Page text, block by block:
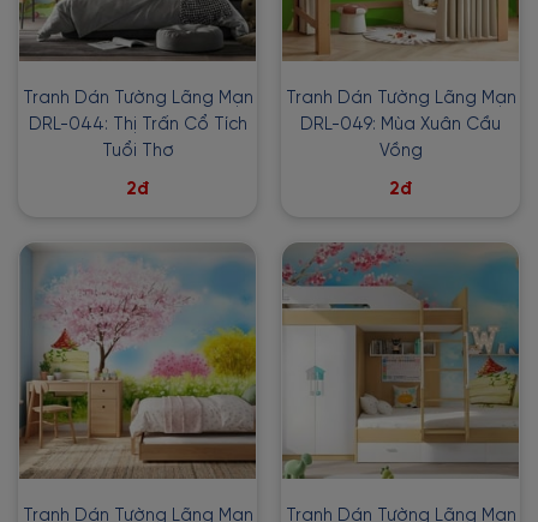
Tranh Dán Tường Lãng Mạn
DRL-044: Thị Trấn Cổ Tích
Tuổi Thơ
2đ
Tranh Dán Tường Lãng Mạn
DRL-049: Mùa Xuân Cầu
Vồng
2đ
Tranh Dán Tường Lãng Mạn Tranh Dán Tường Lãng Mạn